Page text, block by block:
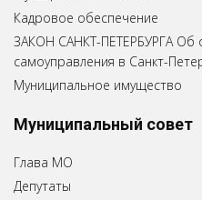
Кадровое обеспечение
ЗАКОН САНКТ-ПЕТЕРБУРГА Об
самоуправления в Санкт-
Муниципальное имущество
Муниципальный совет
Глава МО
Депутаты